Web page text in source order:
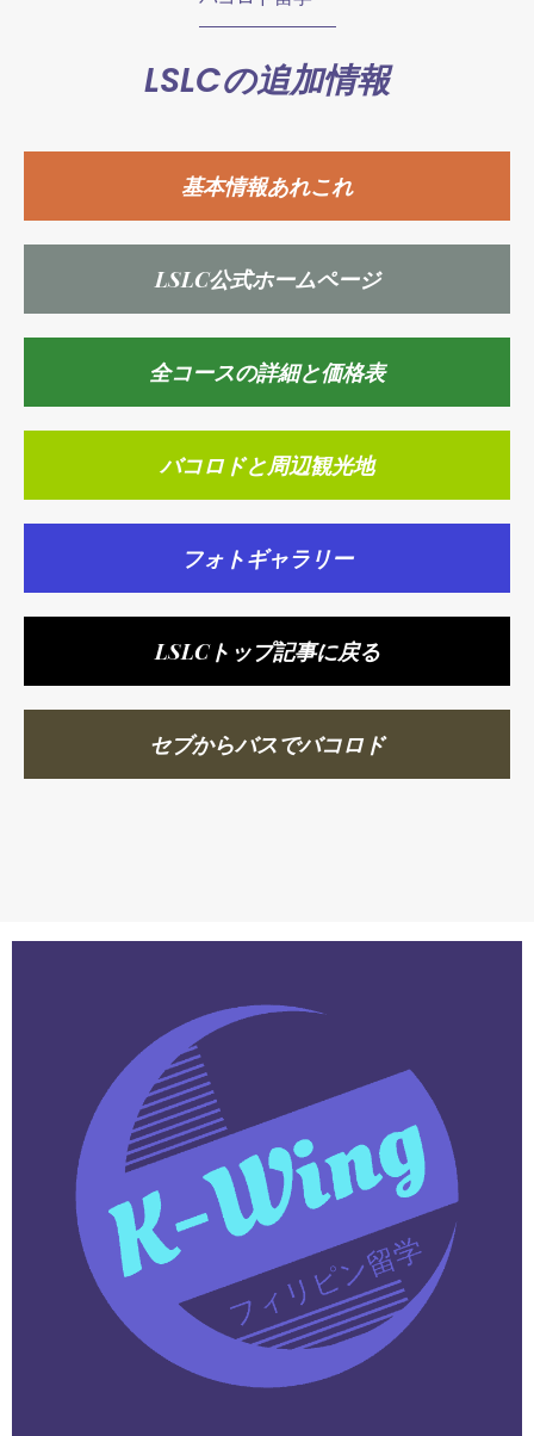
LSLCの追加情報
基本情報あれこれ
LSLC公式ホームページ
全コースの詳細と価格表
バコロドと周辺観光地
フォトギャラリー
LSLCトップ記事に戻る
セブからバスでバコロド